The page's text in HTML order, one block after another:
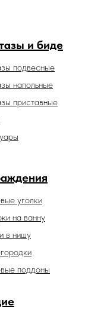
и биде
подвесные
напольные
приставные
уголки
на ванну
в нишу
поддоны